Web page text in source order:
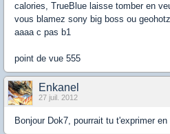
calories, TrueBlue laisse tomber en
vous blamez sony big boss ou
aaaa c pas b1
point de vue 555
Enkanel
27 juil. 2012
Bonjour Dok7, pourrait tu t'exprimer